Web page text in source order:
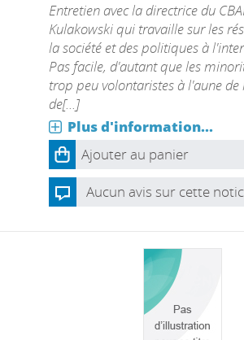
Entretien avec la directrice du
Kulakowski qui travaille sur les
la société et des politiques à
Pas facile, d'autant que les
trop peu volontaristes à l'aune
de[...]
Plus d'information...
Ajouter au panier
Aucun avis sur cette